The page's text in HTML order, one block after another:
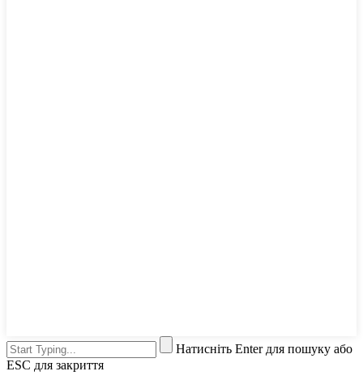
Натисніть Enter для пошуку або
ESC для закриття